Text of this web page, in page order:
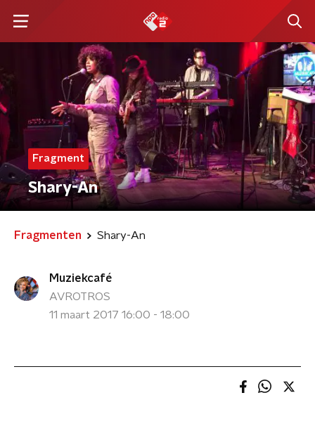
Fragment
Shary-An
Fragmenten Shary-An
Muziekcafé
AVROTROS
11 maart 2017 16:00 - 18:00